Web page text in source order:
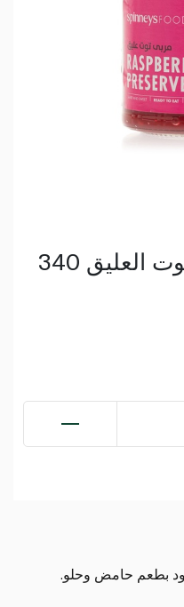
سبينس فوود مربّى توت العليق 340
بطعم حامض وحلو.